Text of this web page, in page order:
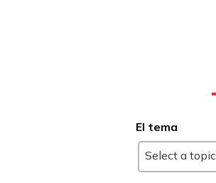
El tema
Select a topic